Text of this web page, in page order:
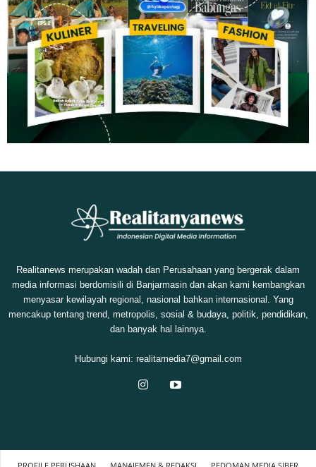
Realitanews merupakan wadah dan Perusahaan yang bergerak dalam
media informasi berdomisili di Banjarmasin dan akan kami kembangkan
menyasar kewilayah regional, nasional bahkan internasional. Yang
mencakup tentang trend, metropolis, sosial & budaya, politik, pendidikan,
dan banyak hal lainnya.
Hubungi kami: realitamedia7@gmail.com